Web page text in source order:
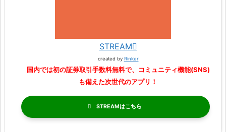
STREAM
created by Rinker
国内では初の証券取引手数料無料で、コミュニティ機能(SNS)
も備えた次世代のアプリ！
STREAM